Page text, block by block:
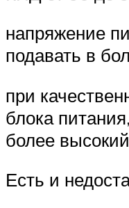
напряжение
подавать в
при
блока
более
Есть и